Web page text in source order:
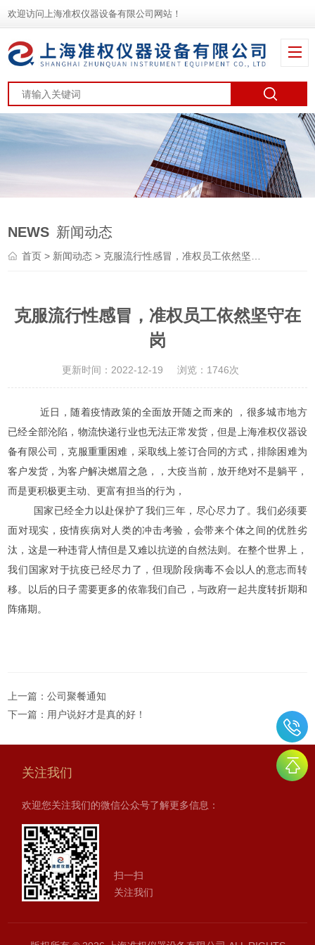
欢迎访问上海准权仪器设备有限公司网站！
NEWS 新闻动态
首页 > 新闻动态 > 克服流行性感冒，准权员工依然坚守在岗
克服流行性感冒，准权员工依然坚守在
岗
更新时间：2022-12-19 浏览：1746次
近日，随着疫情政策的全面放开随之而来的 ，很多城市地方
已经全部沦陷，物流快递行业也无法正常发货，但是上海准权仪器设
备有限公司，克服重重困难，采取线上签订合同的方式，排除困难为
客户发货，为客户解决燃眉之急，，大疫当前，放开绝对不是躺平，
而是更积极更主动、更富有担当的行为，
国家已经全力以赴保护了我们三年，尽心尽力了。我们必须要
面对现实，疫情疾病对人类的冲击考验，会带来个体之间的优胜劣
汰，这是一种违背人情但是又难以抗逆的自然法则。在整个世界上，
我们国家对于抗疫已经尽力了，但现阶段病毒不会以人的意志而转
移。以后的日子需要更多的依靠我们自己，与政府一起共度转折期和
阵痛期。
上一篇：公司聚餐通知
下一篇： 用户说好才是真的好！
关注我们
欢迎您关注我们的微信公众号了解更多信息：
扫一扫
关注我们